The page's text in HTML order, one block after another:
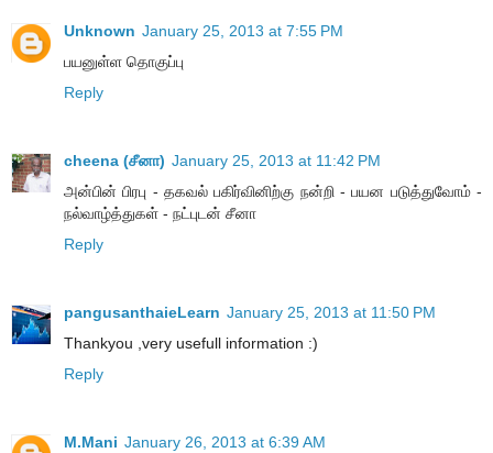
Unknown January 25, 2013 at 7:55 PM
பயனுள்ள தொகுப்பு
Reply
cheena (சீனா) January 25, 2013 at 11:42 PM
அன்பின் பிரபு - தகவல் பகிர்வினிற்கு நன்றி - பயன படுத்துவோம் -
நல்வாழ்த்துகள் - நட்புடன் சீனா
Reply
pangusanthaieLearn January 25, 2013 at 11:50 PM
Thankyou ,very usefull information :)
Reply
M.Mani January 26, 2013 at 6:39 AM